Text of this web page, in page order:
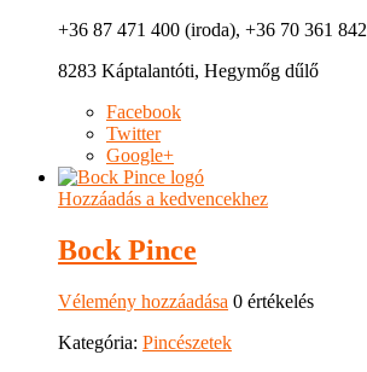
+36 87 471 400 (iroda), +36 70 361
8283 Káptalantóti, Hegymőg dűlő
Facebook
Twitter
Google+
Hozzáadás a kedvencekhez
Bock Pince
Vélemény hozzáadása 0 értékelés
Kategória: Pincészetek